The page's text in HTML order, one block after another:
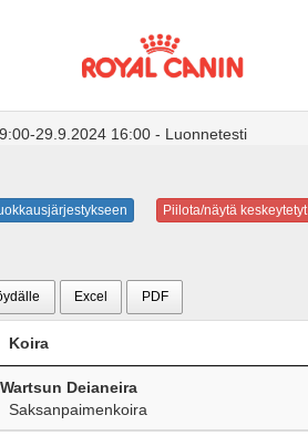
29.9.2024 16:00 - Luonnetesti
Piilota/näytä keskeytetyt
Excel PDF
Koira
Wartsun Deianeira
Saksanpaimenkoira